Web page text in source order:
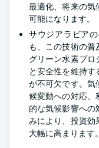
最適化、将来の気
可能になります。
サウジアラビア
も、この技術の普
グリーン水素プロ
と安全性を維持
が不可欠です。気
候変動への対応、
的な気候影響への
みにより、投資効
大幅に高まります。